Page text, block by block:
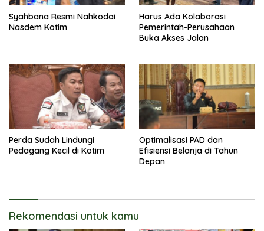
Syahbana Resmi Nahkodai
Nasdem Kotim
Harus Ada Kolaborasi
Pemerintah-Perusahaan
Buka Akses Jalan
Perda Sudah Lindungi
Pedagang Kecil di Kotim
Optimalisasi PAD dan
Efisiensi Belanja di Tahun
Depan
Rekomendasi untuk kamu